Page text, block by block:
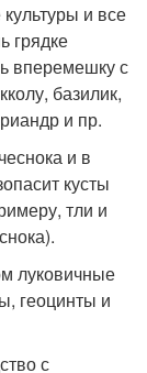
и все
грядке
вперемешку с
базилик,
и пр.
и в
кусты
тли и
луковичные
геоцинты и
с